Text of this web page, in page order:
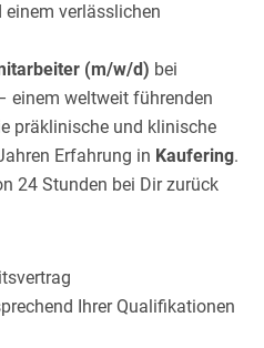
verlässlichen
(m/w/d) bei
einem weltweit führenden
präklinische und klinische
Erfahrung in Kaufering.
24 Stunden bei Dir zurück
Ihrer Qualifikationen